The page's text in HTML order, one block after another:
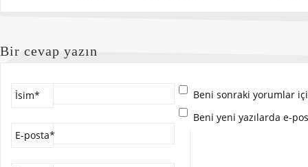
Bir cevap yazın
İsim*
E-posta*
Beni sonraki yorumlar
Beni yeni yazılarda e-